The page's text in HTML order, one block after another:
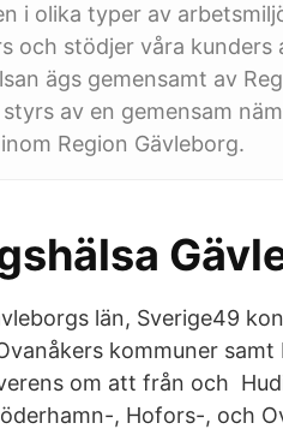
i olika typer av
och stödjer våra
ägs gemensamt av
av en gemensam
Region Gävleborg.
län, Sverige49
kommuner
om att från och
, Hofors-, och